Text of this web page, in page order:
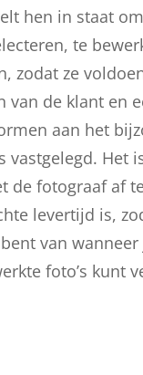
hen in staat
te
zodat ze
van de klant en
aan het
vastgelegd. Het
de fotograaf af
levertijd is,
van
foto’s kunt